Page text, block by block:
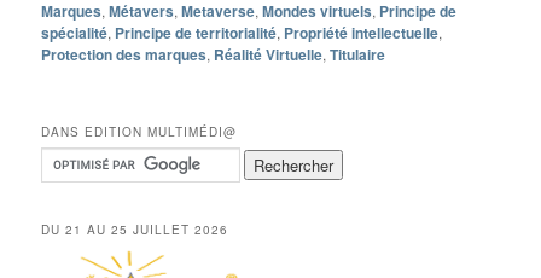
Marques,Métavers,Metaverse,Mondes virtuels, Principe de
spécialité, Principe de territorialité, Propriété intellectuelle,
Protection des marques, Réalité Virtuelle,Titulaire
DANS EDITION MULTIMÉDI@
DU 21 AU 25 JUILLET 2026